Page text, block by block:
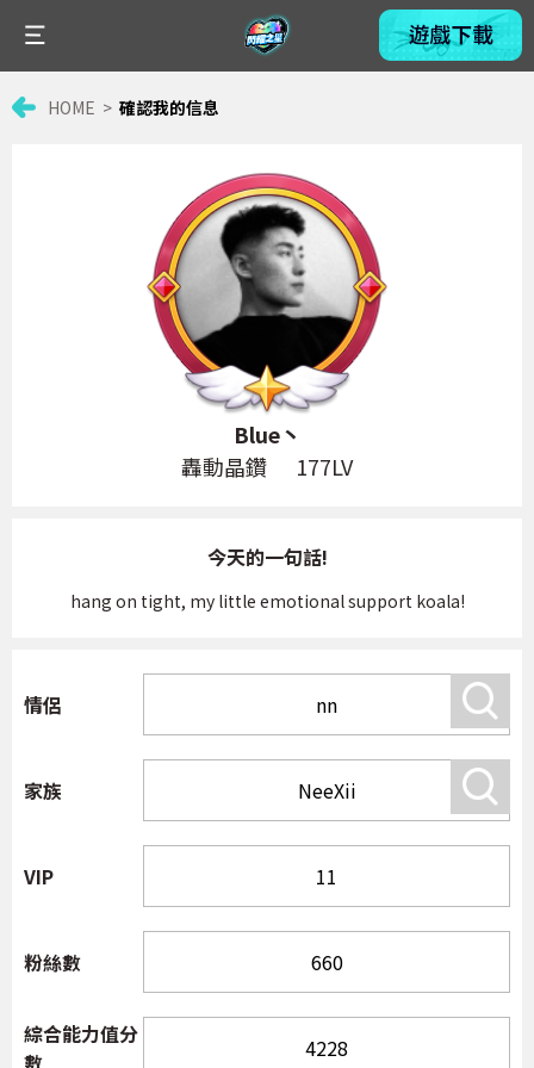
HOME 確認我的信息
Blue丶
轟動晶鑽
177LV
今天的一句話!
hang on tight, my little emotional support koala!
情侶
家族
VIP
粉絲數
綜合能力值分
數